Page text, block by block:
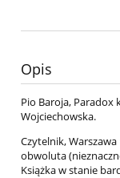
Opis
Pio Baroja, Paradox
Wojciechowska.
Czytelnik,
obwoluta
Książka w stanie